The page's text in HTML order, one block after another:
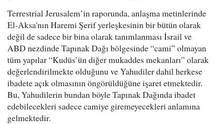
Terrestrial Jerusalem’in raporunda, anlaşma metinlerinde
El-Aksa'nın Haremi Şerif yerleşkesinin bir bütün olarak
değil de sadece bir bina olarak tanımlanması İsrail ve
ABD nezdinde Tapınak Dağı bölgesinde “cami” olmayan
tüm yapılar “Kudüs’ün diğer mukaddes mekanları” olarak
değerlendirilmekte olduğunu ve Yahudiler dahil herkese
ibadete açık olmasının öngörüldüğüne işaret etmektedir.
Bu, Yahudilerin bundan böyle Tapınak Dağında ibadet
edebilecekleri sadece camiye giremeyecekleri anlamına
gelmektedir.